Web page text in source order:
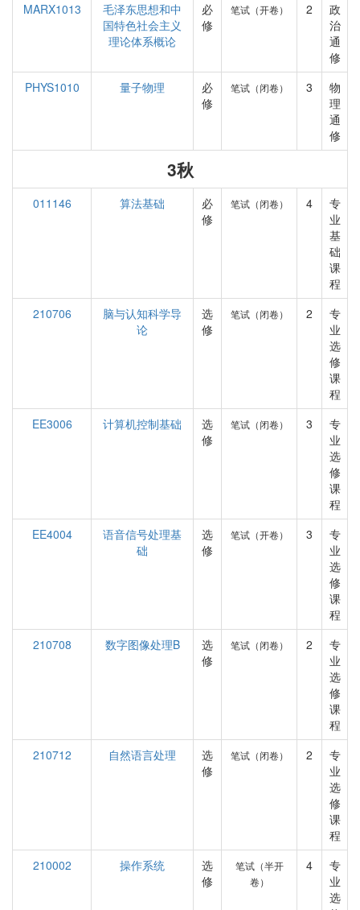
MARX1013
毛泽东思想和中
国特色社会主义
理论体系概论
必
修
笔试（开卷） 2
政
治
通
修
PHYS1010
量子物理
必
修
笔试（闭卷） 3
物
理
通
修
3秋
011146 算法基础
必
修
笔试（闭卷） 4
专
业
基
础
课
程
210706
脑与认知科学导
论
选
修
笔试（闭卷） 2
专
业
选
修
课
程
EE3006
计算机控制基础
选
修
笔试（闭卷） 3
专
业
选
修
课
程
EE4004
语音信号处理基
础
选
修
笔试（开卷） 3
专
业
选
修
课
程
210708
数字图像处理B
选
修
笔试（闭卷） 2
专
业
选
修
课
程
210712
自然语言处理
选
修
笔试（闭卷） 2
专
业
选
修
课
程
210002
操作系统
选
修
笔试（半开
卷）
4
专
业
选